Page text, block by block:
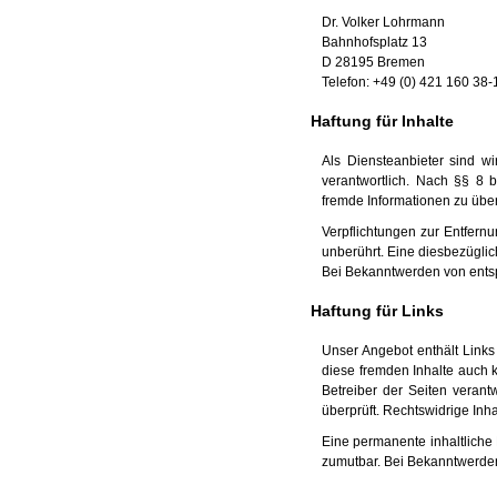
Dr. Volker Lohrmann
Bahnhofsplatz 13
D 28195 Bremen
Telefon: +49 (0) 421 160 38-
Haftung für Inhalte
Als Diensteanbieter sind
verantwortlich. Nach §§ 8
fremde Informationen zu
Verpflichtungen zur
unberührt. Eine
Bei Bekanntwerden von
Haftung für Links
Unser Angebot enthält
diese fremden Inhalte auch
Betreiber der Seiten
überprüft. Rechtswidrige
Eine permanente
zumutbar. Bei